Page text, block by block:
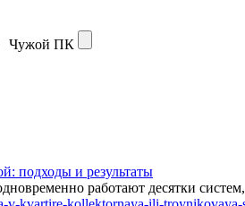
Чужой ПК
подходы и результаты
работают десятки систем,